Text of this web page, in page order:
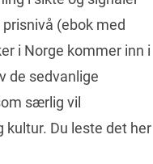
(ebok med
i Norge kommer inn i
de sedvanlige
særlig vil
kultur. Du leste det her